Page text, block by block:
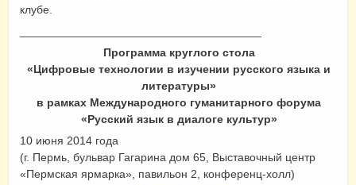
клубе.
Программа круглого стола
«Цифровые технологии в изучении русского языка и
литературы»
в рамках Международного гуманитарного форума
«Русский язык в диалоге культур»
10 июня 2014 года
(г. Пермь, бульвар Гагарина дом 65, Выставочный центр
«Пермская ярмарка», павильон 2, конференц-холл)